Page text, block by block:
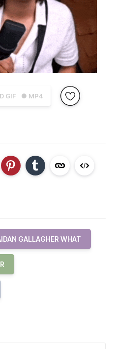
GIF ● MP4
GALLAGHER WHAT